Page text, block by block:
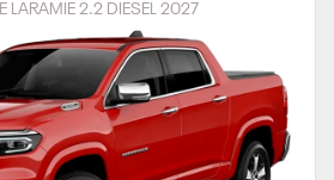
LARAMIE 2.2 DIESEL 2027